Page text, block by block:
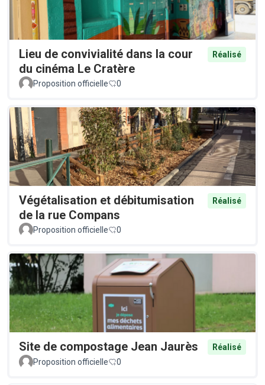
Lieu de convivialité dans la cour
du cinéma Le Cratère
Réalisé
Proposition officielle 0
Végétalisation et débitumisation
de la rue Compans
Réalisé
Proposition officielle 0
Site de compostage Jean Jaurès
Réalisé
Proposition officielle
0